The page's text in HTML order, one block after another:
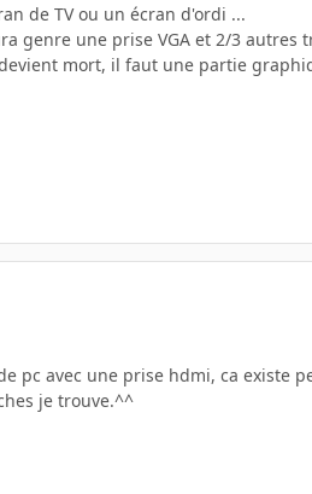
de TV ou un écran d'ordi ...
genre une prise VGA et 2/3
mort, il faut une partie
pc avec une prise hdmi, ca existe
je trouve.^^